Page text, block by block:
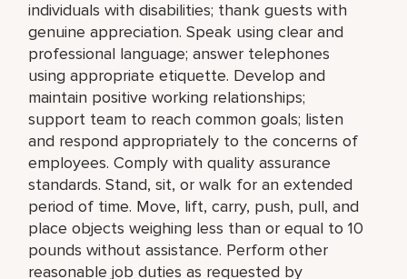
individuals with disabilities; thank guests with
genuine appreciation. Speak using clear and
professional language; answer telephones
using appropriate etiquette. Develop and
maintain positive working relationships;
support team to reach common goals; listen
and respond appropriately to the concerns of
employees. Comply with quality assurance
standards. Stand, sit, or walk for an extended
period of time. Move, lift, carry, push, pull, and
place objects weighing less than or equal to 10
pounds without assistance. Perform other
reasonable job duties as requested by